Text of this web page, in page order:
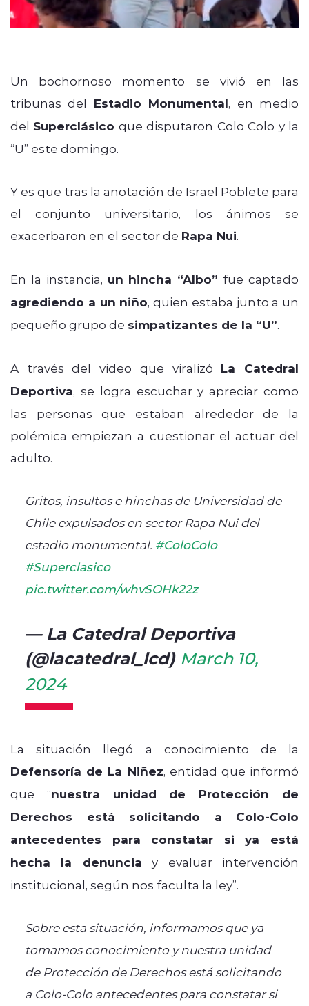
Un bochornoso momento se vivió en las
tribunas del Estadio Monumental, en medio
del Superclásico que disputaron Colo Colo y la
“U” este domingo.
Y es que tras la anotación de Israel Poblete para
el conjunto universitario, los ánimos se
exacerbaron en el sector de Rapa Nui.
En la instancia, un hincha “Albo” fue captado
agrediendo a un niño, quien estaba junto a un
pequeño grupo de simpatizantes de la “U”.
A través del video que viralizó La Catedral
Deportiva, se logra escuchar y apreciar como
las personas que estaban alrededor de la
polémica empiezan a cuestionar el actuar del
adulto.
Gritos, insultos e hinchas de Universidad de
Chile expulsados en sector Rapa Nui del
estadio monumental. #ColoColo
#Superclasico
pic.twitter.com/whvSOHk22z
— La Catedral Deportiva
(@lacatedral_lcd) March 10,
2024
La situación llegó a conocimiento de la
Defensoría de La Niñez, entidad que informó
que “nuestra unidad de Protección de
Derechos está solicitando a Colo-Colo
antecedentes para constatar si ya está
hecha la denuncia y evaluar intervención
institucional, según nos faculta la ley”.
Sobre esta situación, informamos que ya
tomamos conocimiento y nuestra unidad
de Protección de Derechos está solicitando
a Colo-Colo antecedentes para constatar si